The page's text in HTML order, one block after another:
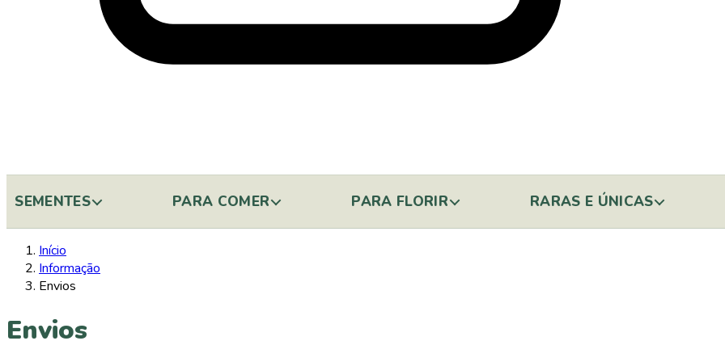
SEMENTES PARA COMER PARA FLORIR RARAS E ÚNICAS
Início
Informação
Envios
Envios